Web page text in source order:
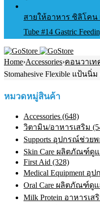
สายให้อาหาร ซิลิโคน เ
Tube #14 Gastric
Home›Accessories›คอนวาเท
Stomahesive Flexible แป้นนิ่
หมวดหมู่สินค้า
Accessories (648)
วิตามิน/อาหารเสริม
Supports อุปกรณ์ช่วยพ
Skin Care ผลิตภัณฑ์ดูแ
First Aid (328)
Medical Equipment อุ
Oral Care ผลิตภัณฑ์ดู
Milk Protein อาหารเ